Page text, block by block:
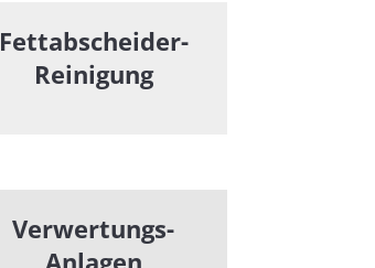
Fettabscheider-
Reinigung
Verwertungs-
Anlagen